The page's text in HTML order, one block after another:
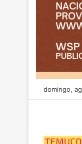
domingo,